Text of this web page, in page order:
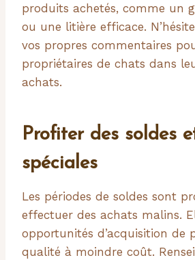
produits achetés, comme un
ou une litière efficace.
vos propres commentaires
propriétaires de chats dans
achats.
Profiter des soldes
spéciales
Les périodes de soldes sont
effectuer des achats malins.
opportunités d’acquisition de
qualité à moindre coût.